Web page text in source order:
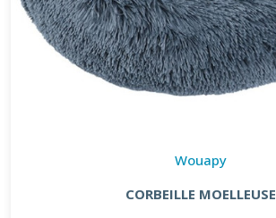
Wouapy
CORBEILLE MOELLEUSE